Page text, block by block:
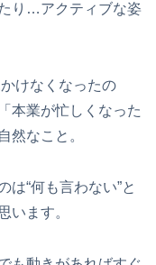
り…アクティブな姿
けなくなったの
本業が忙しくなった
然なこと。
は“何も言わない”と
います。